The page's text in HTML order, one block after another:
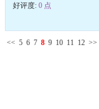
好评度: 0 点
<< 5 6 7 8 9 10 11 12 >>